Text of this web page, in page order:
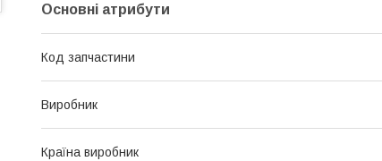
Основні атрибути
Код запчастини
Виробник
Країна виробник